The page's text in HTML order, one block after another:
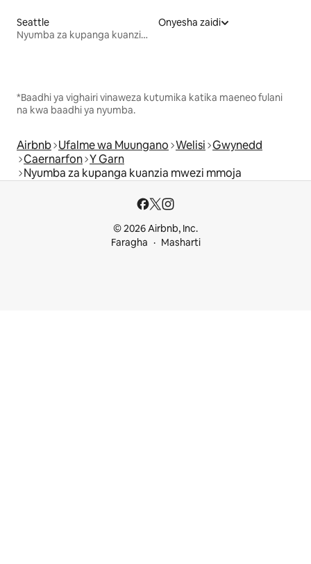
Seattle
Nyumba za kupanga kuanzia mwezi mmoja
Onyesha zaidi
*Baadhi ya vighairi vinaweza kutumika katika maeneo fulani
na kwa baadhi ya nyumba.
Airbnb Ufalme wa Muungano Welisi Gwynedd
Caernarfon Y Garn
Nyumba za kupanga kuanzia mwezi mmoja
© 2026 Airbnb, Inc.
Faragha
Masharti